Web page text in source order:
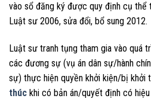
vào sổ đăng ký được quy định cụ thể
Luật sư 2006, sửa đổi, bổ sung 2012.
Luật sư tranh tụng tham gia vào quá
các đương sự (vụ án dân sự/hành
sự) thực hiện quyền khởi kiện/bị khởi
thúc khi có bản án/quyết định có